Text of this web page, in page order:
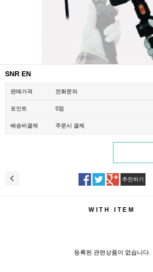
SNR EN
판매가격 전화문의
포인트 0점
배송비결제 주문시 결제
추천하기
WITH ITEM
등록된 관련상품이 없습니다.